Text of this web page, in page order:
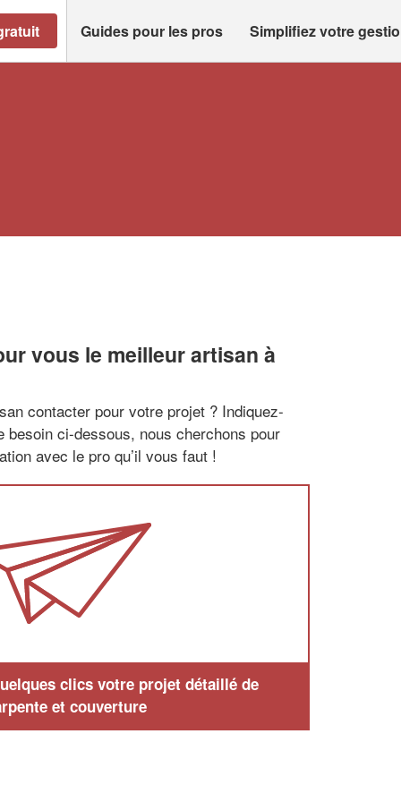
Guides pour les pros Simplifiez votre
vous le meilleur artisan à
contacter pour votre projet ? Indiquez-
besoin ci-dessous, nous cherchons pour
avec le pro qu’il vous faut !
clics votre projet détaillé de
et couverture